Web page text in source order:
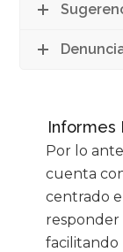
Informes
Por lo
cuenta
centrado
responder
facilitando